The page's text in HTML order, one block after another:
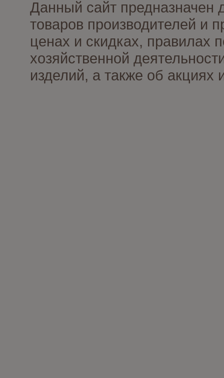
Данный сайт предназначен
товаров производителей и
ценах и скидках, правилах
хозяйственной
изделий, а также об